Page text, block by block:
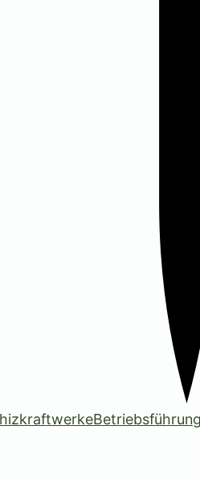
Betriebsführung